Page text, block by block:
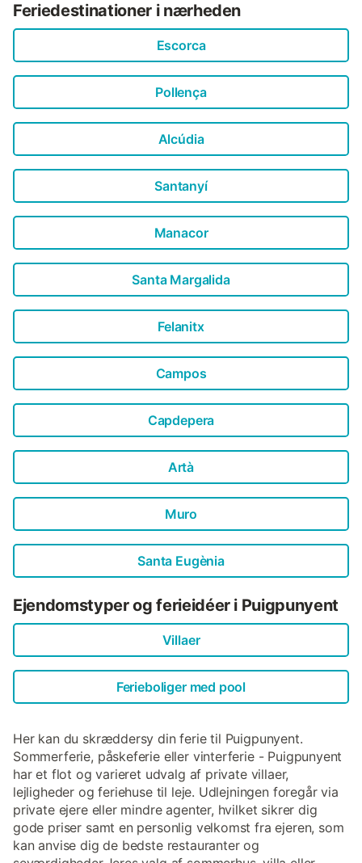
Feriedestinationer i nærheden
Escorca
Pollença
Alcúdia
Santanyí
Manacor
Santa Margalida
Felanitx
Campos
Capdepera
Artà
Muro
Santa Eugènia
Ejendomstyper og ferieidéer i Puigpunyent
Villaer
Ferieboliger med pool
Her kan du skræddersy din ferie til Puigpunyent.
Sommerferie, påskeferie eller vinterferie - Puigpunyent
har et flot og varieret udvalg af private villaer,
lejligheder og feriehuse til leje. Udlejningen foregår via
private ejere eller mindre agenter, hvilket sikrer dig
gode priser samt en personlig velkomst fra ejeren, som
kan anvise dig de bedste restauranter og